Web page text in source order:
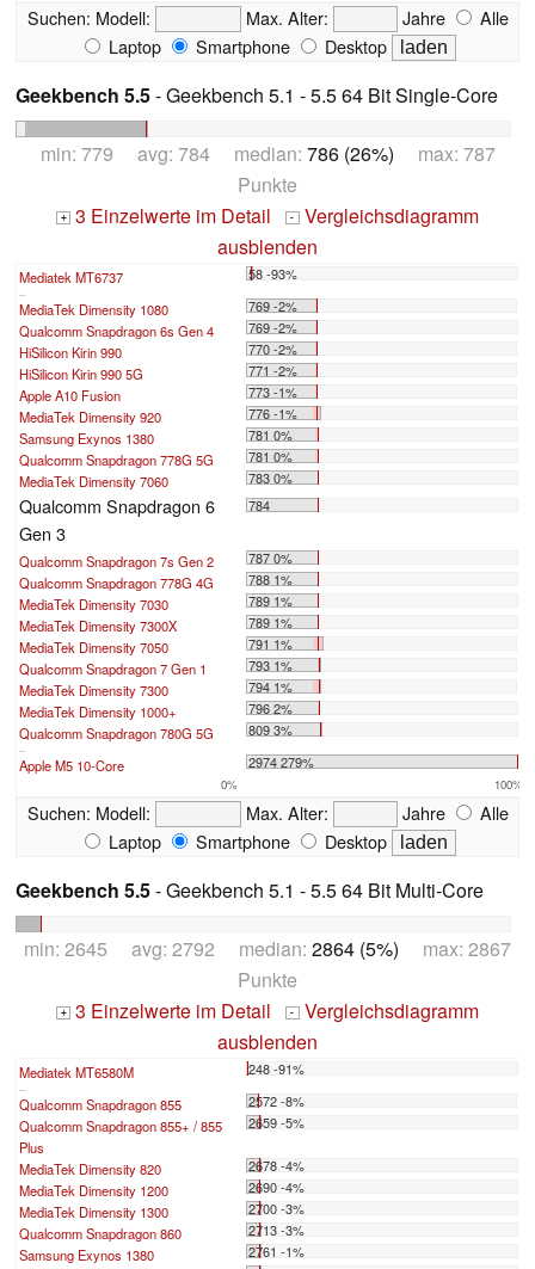
Suchen: Modell: Max. Alter: Jahre
Alle
Laptop
Smartphone Desktop
Geekbench 5.5- Geekbench 5.1 - 5.5 64 Bit Single-Core
min: 779 avg: 784 median: 786 (26%) max: 787
Punkte
+ 3 Einzelwerte im Detail - Vergleichsdiagramm
ausblenden
Mediatek MT6737 58 -93%
...
MediaTek Dimensity 1080
769 -2%
Qualcomm Snapdragon 6s Gen 4
769 -2%
HiSilicon Kirin 990
770 -2%
HiSilicon Kirin 990 5G
771 -2%
Apple A10 Fusion
773 -1%
MediaTek Dimensity 920
776 -1%
Samsung Exynos 1380
781 0%
Qualcomm Snapdragon 778G 5G
781 0%
MediaTek Dimensity 7060
783 0%
Qualcomm Snapdragon 6
Gen 3
784
Qualcomm Snapdragon 7s Gen 2
787 0%
Qualcomm Snapdragon 778G 4G
788 1%
MediaTek Dimensity 7030
789 1%
MediaTek Dimensity 7300X
789 1%
MediaTek Dimensity 7050
791 1%
Qualcomm Snapdragon 7 Gen 1
793 1%
MediaTek Dimensity 7300
794 1%
MediaTek Dimensity 1000+
796 2%
Qualcomm Snapdragon 780G 5G
809 3%
...
Apple M5 10-Core 2974 279%
0% 100%
Suchen: Modell: Max. Alter: Jahre
Alle
Laptop
Smartphone Desktop
Geekbench 5.5- Geekbench 5.1 - 5.5 64 Bit Multi-Core
min: 2645 avg: 2792 median: 2864 (5%) max: 2867
Punkte
+ 3 Einzelwerte im Detail - Vergleichsdiagramm
ausblenden
Mediatek MT6580M 248 -91%
Qualcomm Snapdragon 855
2572 -8%
Qualcomm Snapdragon 855+ / 855
Plus
2659 -5%
MediaTek Dimensity 820
2678 -4%
MediaTek Dimensity 1200
2690 -4%
MediaTek Dimensity 1300
2700 -3%
Qualcomm Snapdragon 860
2713 -3%
Samsung Exynos 1380
2761 -1%